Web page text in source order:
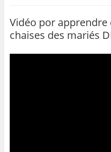
b
o
o
er
Vidéo por
chaises des mariés